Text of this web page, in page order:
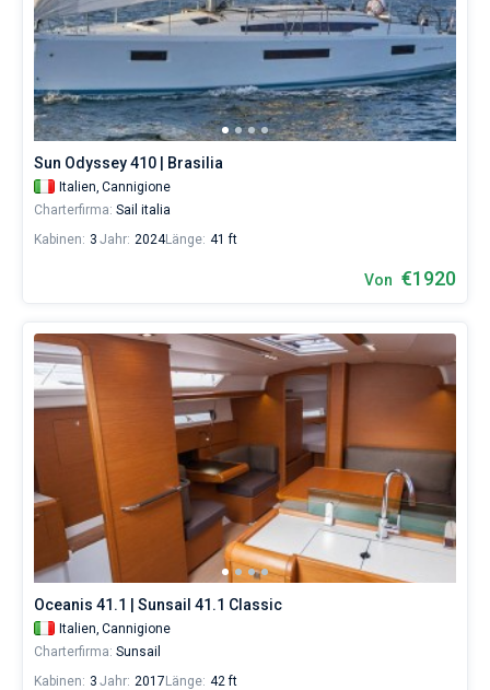
Sun Odyssey 410 | Brasilia
Italien, Cannigione
Charterfirma: Sail italia
Kabinen: 3 Jahr: 2024Länge: 41 ft
Von €1920
Oceanis 41.1 | Sunsail 41.1 Classic
Italien, Cannigione
Charterfirma: Sunsail
Kabinen: 3 Jahr: 2017 Länge: 42 ft